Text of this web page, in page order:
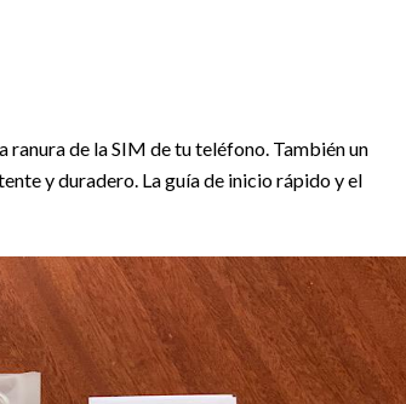
ranura de la SIM de tu teléfono. También un
y duradero. La guía de inicio rápido y el